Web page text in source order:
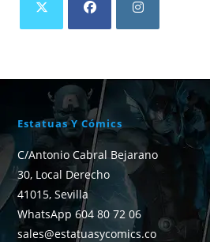
Estatuas Y Cómics
C/Antonio Cabral Bejarano
30, Local Derecho
41015, Sevilla
WhatsApp 604 80 72 06
sales@estatuasycomics.co